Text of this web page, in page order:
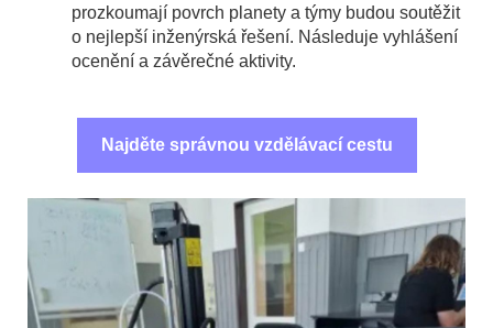
prozkoumají povrch planety a týmy budou soutěžit
o nejlepší inženýrská řešení. Následuje vyhlášení
ocenění a závěrečné aktivity.
Najděte správnou vzdělávací cestu